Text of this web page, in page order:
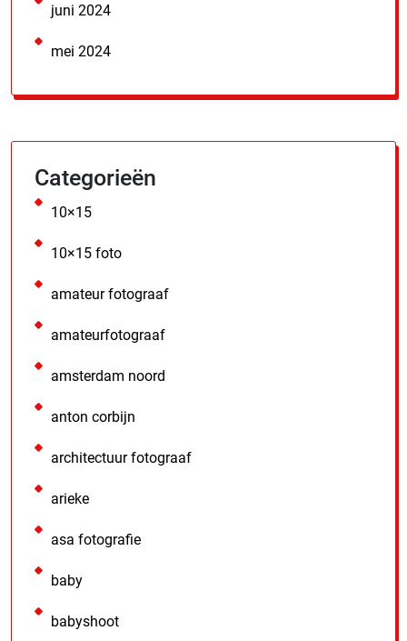
juni 2024
mei 2024
Categorieën
10×15
10×15 foto
amateur fotograaf
amateurfotograaf
amsterdam noord
anton corbijn
architectuur fotograaf
arieke
asa fotografie
baby
babyshoot